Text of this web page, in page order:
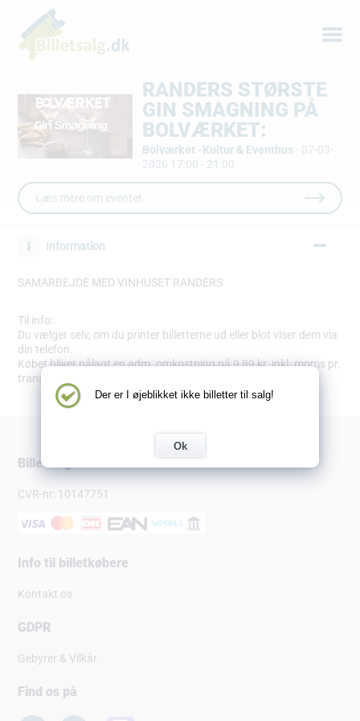
RANDERS STØRSTE
GIN SMAGNING PÅ
BOLVÆRKET:
Bolværket -Kultur & Eventhus · 07-03-
2026 17:00 - 21:00
Læs mere om eventet
Information
SAMARBEJDE MED VINHUSET RANDERS
Til info:
Du vælger selv, om du printer billetterne ud eller blot viser dem via
din telefon.
Købet bliver pålagt en adm. omkostning på 9,89 kr. inkl. moms pr.
transaktion.
Der er I øjeblikket ikke billetter til salg!
Ok
Billetsalg.dk
CVR-nr: 10147751
Info til billetkøbere
Kontakt os
GDPR
Gebyrer & Vilkår
Find os på